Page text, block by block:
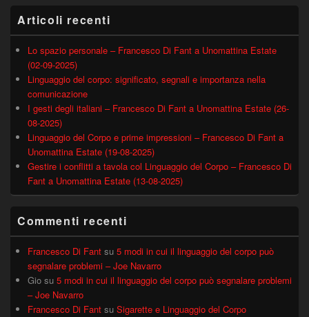
Articoli recenti
Lo spazio personale – Francesco Di Fant a Unomattina Estate
(02-09-2025)
Linguaggio del corpo: significato, segnali e importanza nella
comunicazione
I gesti degli italiani – Francesco Di Fant a Unomattina Estate (26-
08-2025)
Linguaggio del Corpo e prime impressioni – Francesco Di Fant a
Unomattina Estate (19-08-2025)
Gestire i conflitti a tavola col Linguaggio del Corpo – Francesco Di
Fant a Unomattina Estate (13-08-2025)
Commenti recenti
Francesco Di Fant su 5 modi in cui il linguaggio del corpo può
segnalare problemi – Joe Navarro
Gio su 5 modi in cui il linguaggio del corpo può segnalare problemi
– Joe Navarro
Francesco Di Fant su Sigarette e Linguaggio del Corpo